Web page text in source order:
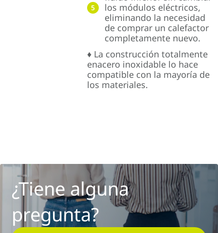
5
los módulos eléctricos,
eliminando la necesidad
de comprar un calefactor
completamente nuevo.
♦ La construcción totalmente
enacero inoxidable lo hace
compatible con la mayoría de
los materiales.
¿Tiene alguna
pregunta?